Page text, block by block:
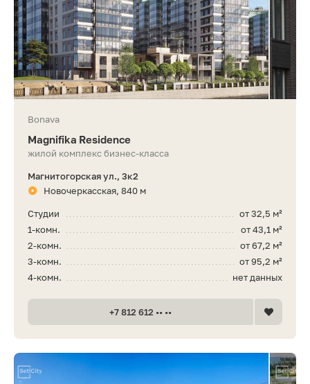
Bonava
Magnifika Residence
жилой комплекс бизнес-класса
Магнитогорская ул., 3к2
Новочеркасская, 840 м
от 32,5 м²
Студии
от 43,1 м²
1-комн.
от 67,2 м²
2-комн.
от 95,2 м²
3-комн.
нет данных
4-комн.
+7 812 612 •• ••